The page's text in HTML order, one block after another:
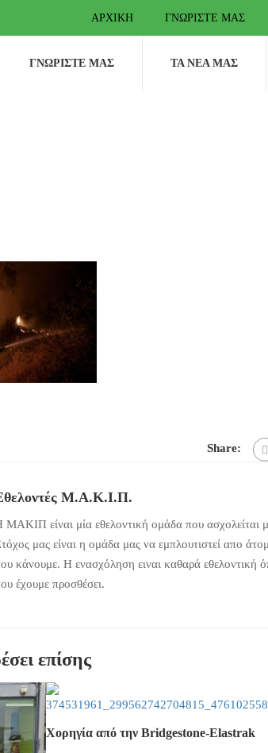
ΑΡΧΙΚΉ ΓΝΩΡΊΣΤΕ ΜΑΣ
ΓΝΩΡΊΣΤΕ ΜΑΣ ΤΑ ΝΈΑ ΜΑΣ
Share:
Μ.Α.Κ.Ι.Π.
ΜΑΚΙΠ είναι μία εθελοντική ομάδα που ασχολείται
μας είναι η ομάδα μας να εμπλουτιστεί απο
κάνουμε. Η ενασχόληση ειναι καθαρά εθελοντική
έχουμε προσθέσει.
επίσης
Χορηγία από την Bridgestone-Elastrak